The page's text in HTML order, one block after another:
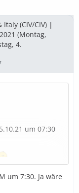
(CIV/CIV) |
(Montag,
4.
um 07:30
vielen
um 7:30. Ja wäre